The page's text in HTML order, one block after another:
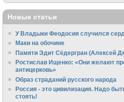
Новые статьи
У Владыки Феодосия случился
Маки на обочине
Памяти Эдит Сёдергран (Алексей
Ростислав Ищенко: «Они желают
антицерковь»
Образ страданий русского народа
Россия - это цивилизация. Надо
стоять!